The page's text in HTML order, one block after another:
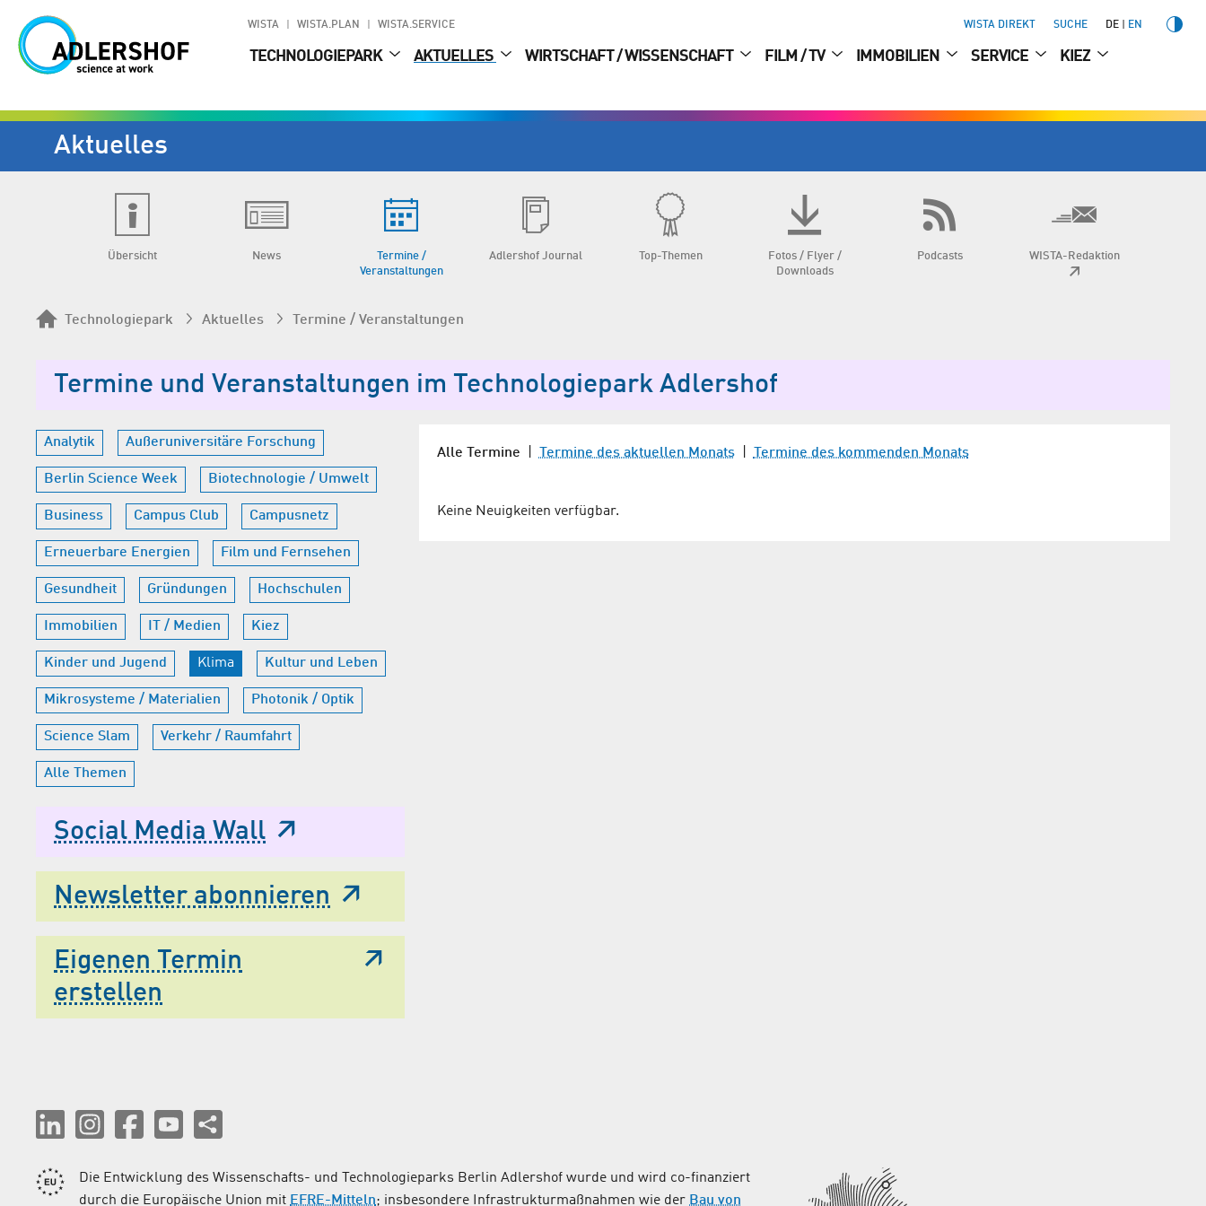
WISTA WISTA.PLAN WISTA.SERVICE WISTA DIREKT SUCHE DE EN
TECHNOLOGIEPARK AKTUELLES WIRTSCHAFT / WISSENSCHAFT FILM / TV IMMOBILIEN SERVICE KIEZ
Aktuelles
Übersicht News
Termine /
Veranstaltungen
Adlershof Journal Top-Themen
Fotos / Flyer /
Downloads
Podcasts WISTA-Redaktion
Technologiepark Aktuelles Termine / Veranstaltungen
Termine und Veranstaltungen im Technologiepark Adlershof
Analytik Außeruniversitäre Forschung
Berlin Science Week Biotechnologie / Umwelt
Business Campus Club Campusnetz
Erneuerbare Energien Film und Fernsehen
Gesundheit Gründungen Hochschulen
Immobilien IT / Medien Kiez
Kinder und Jugend Klima Kultur und Leben
Mikrosysteme / Materialien Photonik / Optik
Science Slam Verkehr / Raumfahrt
Alle Themen
Social Media Wall
Newsletter abonnieren
Eigenen Termin
erstellen
Alle Termine |Termine des aktuellen Monats|Termine des kommenden Monats
Keine Neuigkeiten verfügbar.
Die Entwicklung des Wissenschafts- und Technologieparks Berlin Adlershof wurde und wird co-finanziert
durch die Europäische Union mit EFRE-Mitteln; insbesondere Infrastrukturmaßnahmen wie der Bau von